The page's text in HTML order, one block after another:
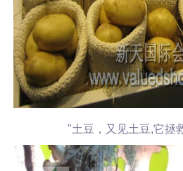
"土豆，又见土豆,它拯